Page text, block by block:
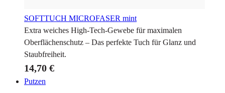
SOFTTUCH MICROFASER mint
Extra weiches High-Tech-Gewebe für maximalen
Oberflächenschutz – Das perfekte Tuch für Glanz und
Staubfreiheit.
14,70 €
Putzen